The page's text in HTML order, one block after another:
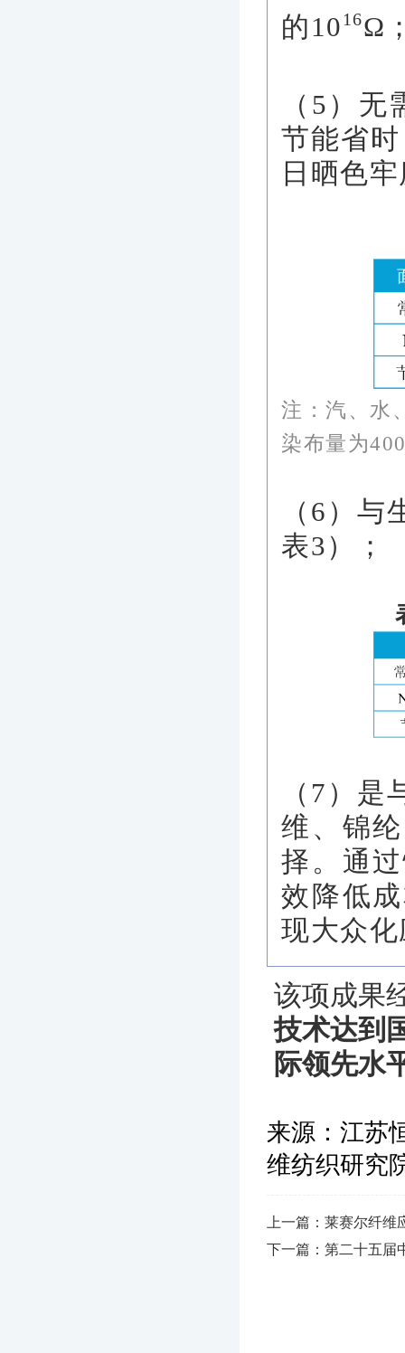
的1016Ω
（5）
节能省
日晒色
注：汽、水
染布量为
（6）与
表3）；
（7）
维、锦
择。通
效降低
现大众
该项成果
技术达到
际领先水
来源： 江苏
维纺织研究
上一篇：莱赛尔纤维
下一篇：第二十五届